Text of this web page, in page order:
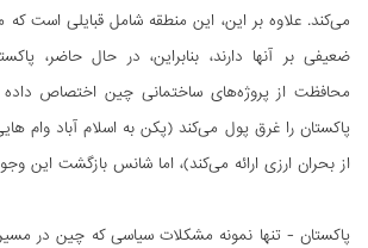
می‌کند. علاوه بر این، این منطقه شامل قبایلی است که
محافظت از پروژه‌های ساختمانی چین اختصاص
پاکستان را غرق پول می‌کند (پکن به اسلام آباد وام
از بحران ارزی ارائه می‌کند)، اما شانس بازگشت این
پاکستان - تنها نمونه مشکلات سیاسی که چین در